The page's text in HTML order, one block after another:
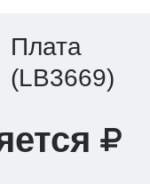
Плата
(LB3669)